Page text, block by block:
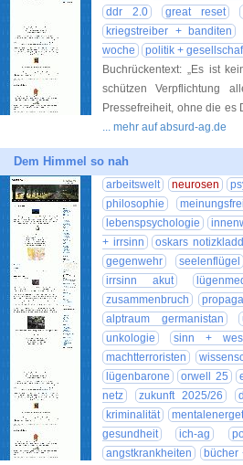
ddr 2.0
great reset
kriegstreiber + banditen
woche
politik +
Buchrückentext: „Es ist
schützen Verpflichtung
Pressefreiheit, ohne die
... mehr auf absurd-ag.de
Dem Himmel so nah
arbeitswelt neurosen
philosophie
lebenspsychologie
+ irrsinn
oskars
gegenwehr
seelenflügel
irrsinn akut
zusammenbruch
alptraum germanistan
unkologie
sinn +
machtterroristen
lügenbarone
orwell 25
netz
zukunft 2025/26
kriminalität
gesundheit
ich-ag
angstkrankheiten
bücher